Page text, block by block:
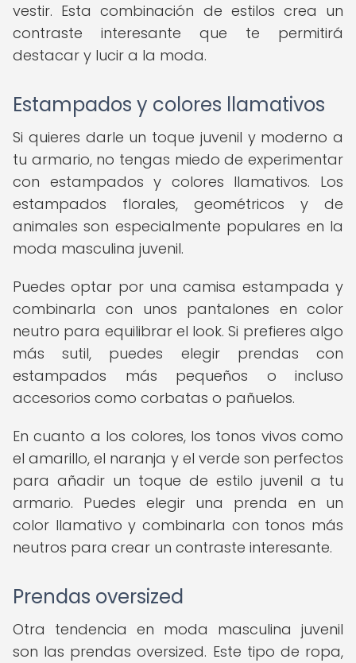
vestir. Esta combinación de estilos crea un
contraste interesante que te permitirá
destacar y lucir a la moda.
Estampados y colores llamativos
Si quieres darle un toque juvenil y moderno a
tu armario, no tengas miedo de experimentar
con estampados y colores llamativos. Los
estampados florales, geométricos y de
animales son especialmente populares en la
moda masculina juvenil.
Puedes optar por una camisa estampada y
combinarla con unos pantalones en color
neutro para equilibrar el look. Si prefieres algo
más sutil, puedes elegir prendas con
estampados más pequeños o incluso
accesorios como corbatas o pañuelos.
En cuanto a los colores, los tonos vivos como
el amarillo, el naranja y el verde son perfectos
para añadir un toque de estilo juvenil a tu
armario. Puedes elegir una prenda en un
color llamativo y combinarla con tonos más
neutros para crear un contraste interesante.
Prendas oversized
Otra tendencia en moda masculina juvenil
son las prendas oversized. Este tipo de ropa,